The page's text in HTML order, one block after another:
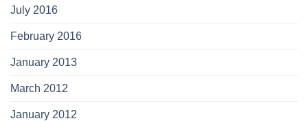
July 2016
February 2016
January 2013
March 2012
January 2012